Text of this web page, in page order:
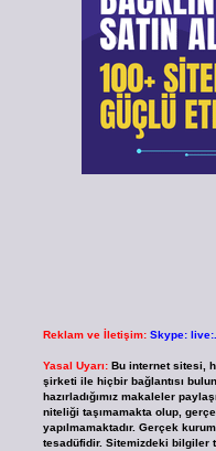
Reklam ve İletişim: Skype:
Yasal Uyarı: Bu internet sitesi,
şirketi ile hiçbir bağlantısı
hazırladığımız makaleler
niteliği taşımamakta olup,
yapılmamaktadır. Gerçek
tesadüfidir. Sitemizdeki bilgiler